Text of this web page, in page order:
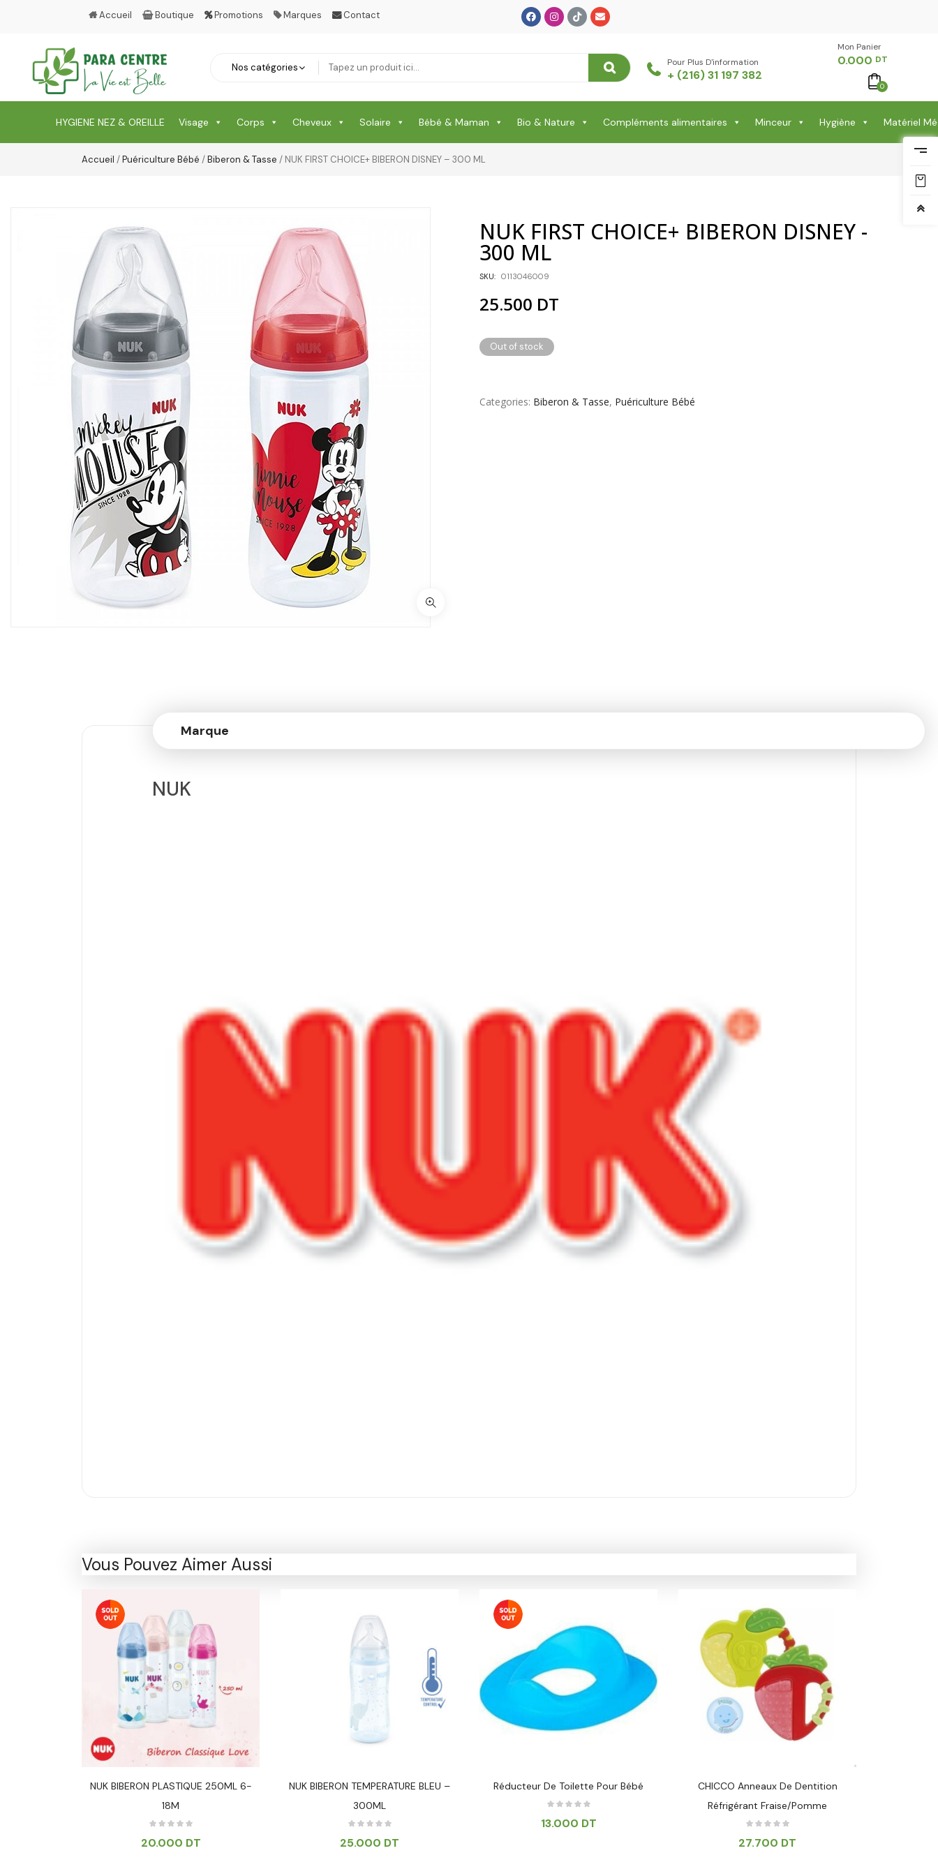
Accueil Boutique Promotions Marques Contact
Pour Plus D'information
+ (216) 31 197 382
Mon Panier -
0.000 DT
0
HYGIENE NEZ & OREILLE Visage Corps Cheveux Solaire Bébé & Maman Bio & Nature Compléments alimentaires Minceur Hygiène Matériel
Accueil /Puériculture Bébé /Biberon & Tasse / NUK FIRST CHOICE+ BIBERON DISNEY – 300 ML
NUK FIRST CHOICE+ BIBERON DISNEY -
300 ML
SKU: 0113046009
25.500 DT
Out of stock
Categories Biberon & Tasse, Puériculture Bébé
Marque
NUK
Vous Pouvez Aimer Aussi
NUK BIBERON PLASTIQUE 250ML 6-
18M
20.000 DT
NUK BIBERON TEMPERATURE BLEU –
300ML
25.000 DT
Réducteur De Toilette Pour Bébé
13.000 DT
CHICCO Anneaux De Dentition
Réfrigérant Fraise/Pomme
27.700 DT